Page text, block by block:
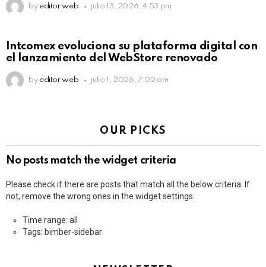
by editor web julio 13, 2026, 4:53 pm
Intcomex evoluciona su plataforma digital con
el lanzamiento del WebStore renovado
by editor web julio 1, 2026, 7:02 am
OUR PICKS
No posts match the widget criteria
Please check if there are posts that match all the below criteria. If
not, remove the wrong ones in the widget settings.
Time range: all
Tags: bimber-sidebar